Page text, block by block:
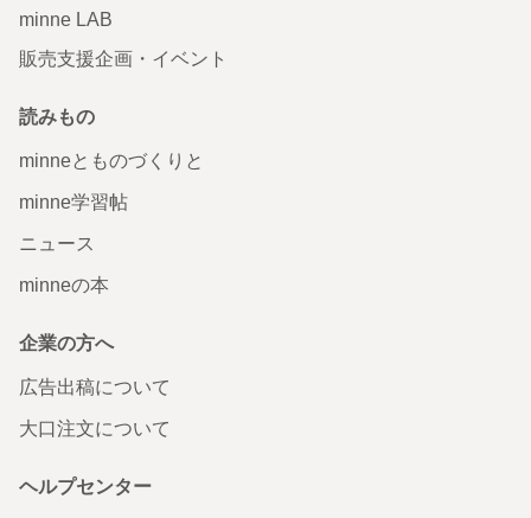
minne LAB
販売支援企画・イベント
読みもの
minneとものづくりと
minne学習帖
ニュース
minneの本
企業の方へ
広告出稿について
大口注文について
ヘルプセンター